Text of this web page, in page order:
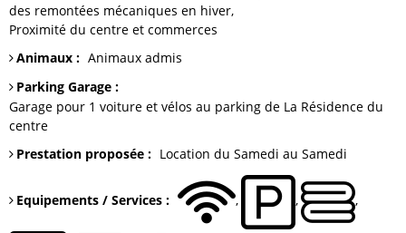
des remontées mécaniques en hiver
Proximité du centre et commerces
Animaux : Animaux admis
Parking Garage :
Garage pour 1 voiture et vélos au parking de La Résidence du
centre
Prestation proposée : Location du Samedi au Samedi
Equipements / Services :